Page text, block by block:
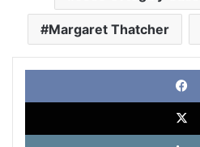
Margaret Thatcher